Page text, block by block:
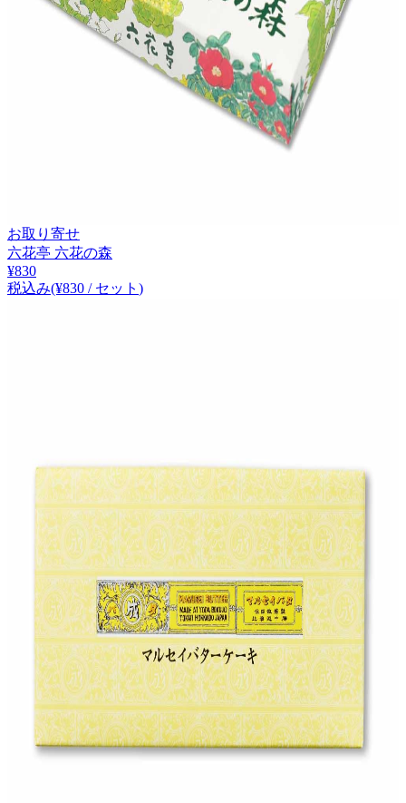
お取り寄せ
六花亭 六花の森
¥830
税込み(¥830 / セット )